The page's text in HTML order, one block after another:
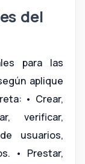
del
para las
aplique
• Crear,
verificar,
usuarios,
• Prestar,